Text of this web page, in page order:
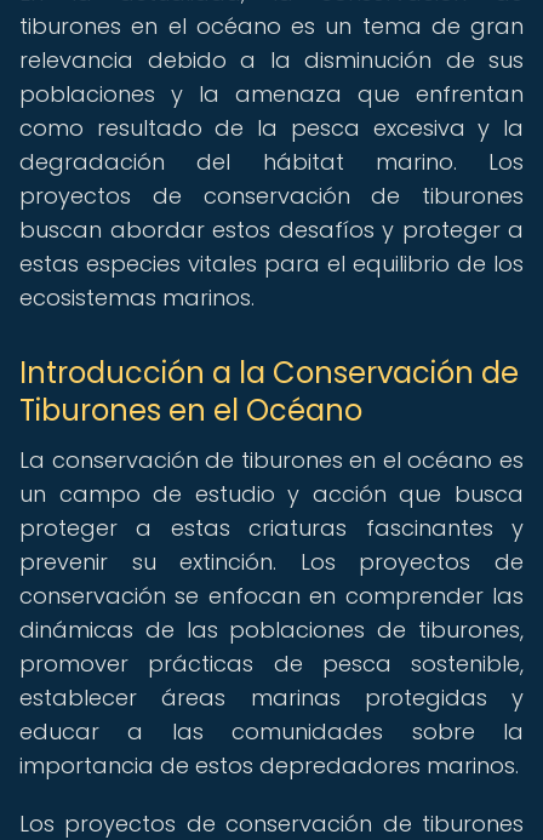
tiburones en el océano es un tema de gran
relevancia debido a la disminución de sus
poblaciones y la amenaza que enfrentan
como resultado de la pesca excesiva y la
degradación del hábitat marino. Los
proyectos de conservación de tiburones
buscan abordar estos desafíos y proteger a
estas especies vitales para el equilibrio de los
ecosistemas marinos.
Introducción a la Conservación de
Tiburones en el Océano
La conservación de tiburones en el océano es
un campo de estudio y acción que busca
proteger a estas criaturas fascinantes y
prevenir su extinción. Los proyectos de
conservación se enfocan en comprender las
dinámicas de las poblaciones de tiburones,
promover prácticas de pesca sostenible,
establecer áreas marinas protegidas y
educar a las comunidades sobre la
importancia de estos depredadores marinos.
Los proyectos de conservación de tiburones